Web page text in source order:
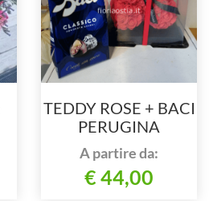
TEDDY ROSE + BACI
PERUGINA
A partire da:
€ 44,00